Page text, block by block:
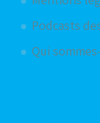
Podcasts
Qui